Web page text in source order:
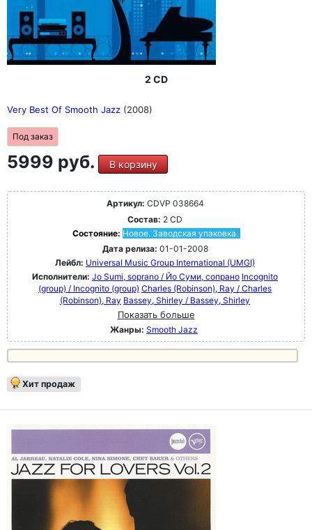
2 CD
Very Best Of Smooth Jazz (2008)
Под заказ
5999 руб. В корзину
Артикул: CDVP 038664
Состав: 2 CD
Состояние: Новое. Заводская упаковка.
Дата релиза: 01-01-2008
Лейбл: Universal Music Group International (UMGI)
Исполнители: Jo Sumi, soprano / Йо Суми, сопрано Incognito
(group) / Incognito (group) Charles (Robinson), Ray / Charles
(Robinson), Ray Bassey, Shirley / Bassey, Shirley
Показать больше
Жанры: Smooth Jazz
Хит продаж